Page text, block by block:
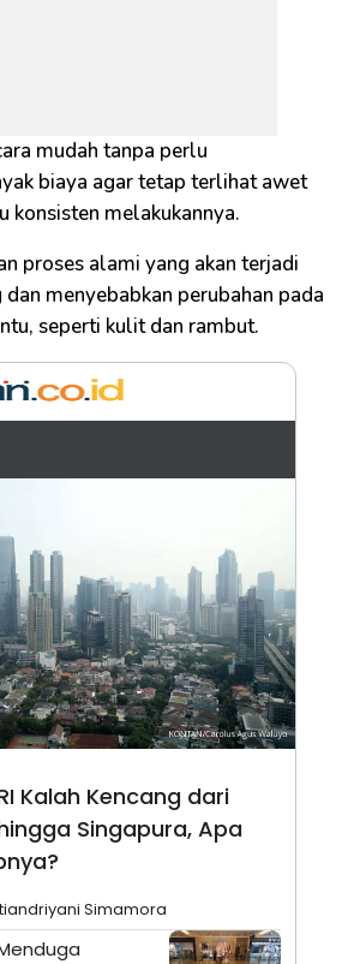
mudah tanpa perlu
biaya agar tetap terlihat awet
konsisten melakukannya.
proses alami yang akan terjadi
menyebabkan perubahan pada
seperti kulit dan rambut.
Kalah Kencang dari
Singapura, Apa
Simamora